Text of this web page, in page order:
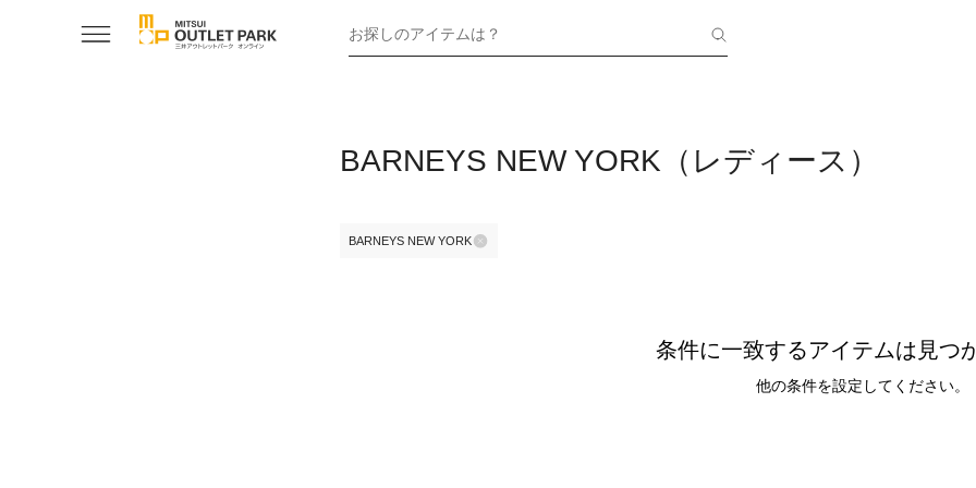
お探しのアイテムは？
BARNEYS NEW YORK（レディース）
BARNEYS NEW YORK
条件に一致するアイテムは見つ
他の条件を設定してください。